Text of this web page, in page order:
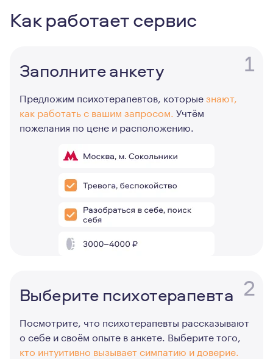
Как работает сервис
1
Заполните анкету
Предложим психотерапевтов, которыезнают,
как работать с вашим запросом. Учтём
пожелания по цене и расположению.
2
Выберите психотерапевта
Посмотрите, что психотерапевты рассказывают
о себе и своём опыте в анкете. Выберите того,
кто интуитивно вызывает симпатию и доверие.